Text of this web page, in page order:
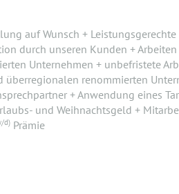
auf Wunsch +
durch unseren Kunden +
Unternehmen + unbefristete
überregionalen renommierten
+ Anwendung eines
und Weihnachtsgeld +
d) Prämie